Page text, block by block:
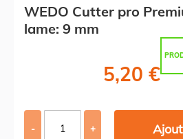
WEDO Cutter pro
lame: 9 mm
5,20 €
- +